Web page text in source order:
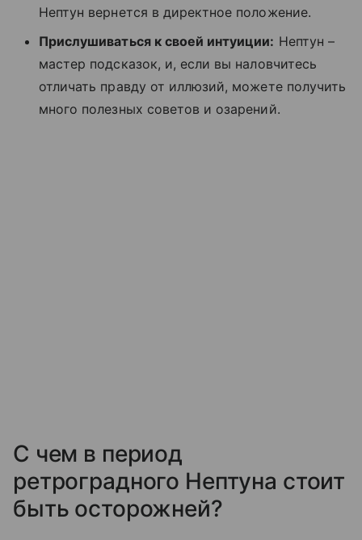
Нептун вернется в директное положение.
Прислушиваться к своей интуиции: Нептун –
мастер подсказок, и, если вы наловчитесь
отличать правду от иллюзий, можете получить
много полезных советов и озарений.
С чем в период
ретроградного Нептуна стоит
быть осторожней?